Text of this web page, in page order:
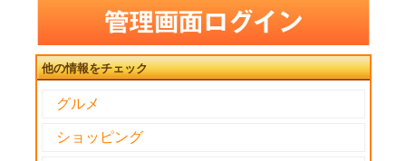
他の情報をチェック
グルメ
ショッピング